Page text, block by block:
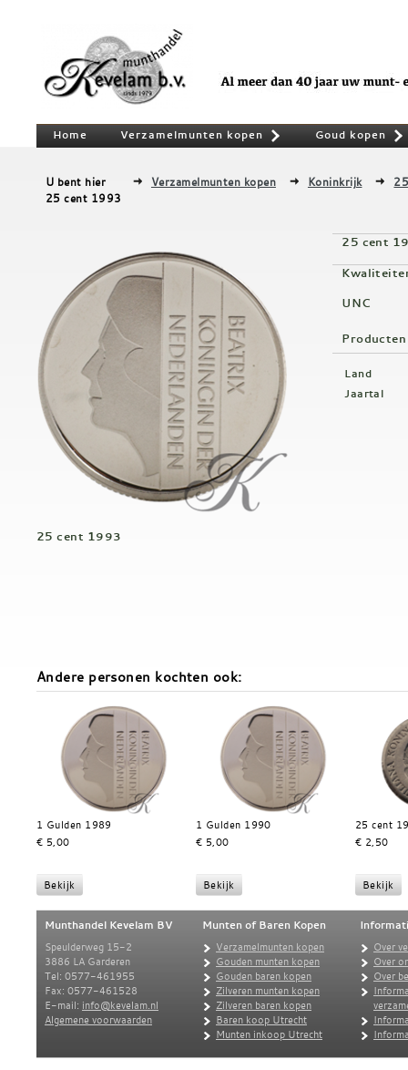
Home Verzamelmunten kopen Goud kopen
U bent hier Verzamelmunten kopen Koninkrijk
25 cent 1993
25 cent 1993
25 cent
UNC
Land
Jaartal
Andere personen kochten ook:
1 Gulden 1989
€ 5,00
1 Gulden 1990
€ 5,00
25 cent
€ 2,50
Munthandel Kevelam BV
Speulderweg 15-2
3886 LA Garderen
Tel: 0577-461955
Fax: 0577-461528
E-mail: info@kevelam.nl
Algemene voorwaarden
Munten of Baren Kopen
Verzamelmunten kopen
Gouden munten kopen
Gouden baren kopen
Zilveren munten kopen
Zilveren baren kopen
Baren koop Utrecht
Munten inkoop Utrecht
Over
Over
Over